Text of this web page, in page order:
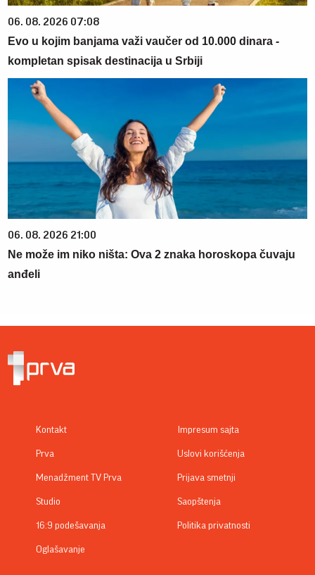
06. 08. 2026 07:08
Evo u kojim banjama važi vaučer od 10.000 dinara -
kompletan spisak destinacija u Srbiji
06. 08. 2026 21:00
Ne može im niko ništa: Ova 2 znaka horoskopa čuvaju
anđeli
Kontakt
Prva
Menadžment TV Prva
Studio
16:9 podešavanja
Oglašavanje
Impresum sajta
Uslovi korišćenja
Prijava smetnji
Saopštenja
Politika privatnosti